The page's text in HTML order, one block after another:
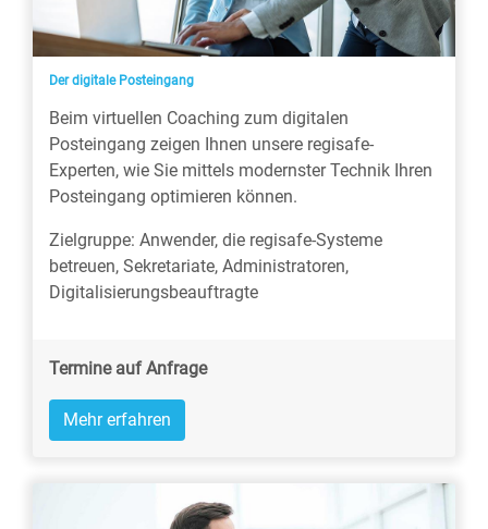
Der digitale Posteingang
Beim virtuellen Coaching zum digitalen
Posteingang zeigen Ihnen unsere regisafe-
Experten, wie Sie mittels modernster Technik Ihren
Posteingang optimieren können.
Zielgruppe: Anwender, die regisafe-Systeme
betreuen, Sekretariate, Administratoren,
Digitalisierungsbeauftragte
Termine auf Anfrage
Mehr erfahren